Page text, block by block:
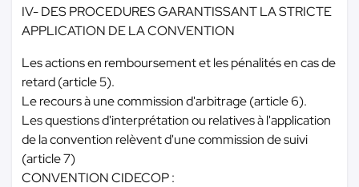
IV- DES PROCEDURES GARANTISSANT LA STRICTE
APPLICATION DE LA CONVENTION
Les actions en remboursement et les pénalités en cas de
retard (article 5).
Le recours à une commission d'arbitrage (article 6).
Les questions d'interprétation ou relatives à l'application
de la convention relèvent d'une commission de suivi
(article 7)
CONVENTION CIDECOP :